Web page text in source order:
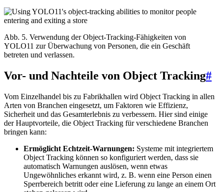
Abb. 5. Verwendung der Object-Tracking-Fähigkeiten von
YOLO11 zur Überwachung von Personen, die ein Geschäft
betreten und verlassen.
Vor- und Nachteile von Object Tracking#
Vom Einzelhandel bis zu Fabrikhallen wird Object Tracking in allen
Arten von Branchen eingesetzt, um Faktoren wie Effizienz,
Sicherheit und das Gesamterlebnis zu verbessern. Hier sind einige
der Hauptvorteile, die Object Tracking für verschiedene Branchen
bringen kann:
Ermöglicht Echtzeit-Warnungen: Systeme mit integriertem
Object Tracking können so konfiguriert werden, dass sie
automatisch Warnungen auslösen, wenn etwas
Ungewöhnliches erkannt wird, z. B. wenn eine Person einen
Sperrbereich betritt oder eine Lieferung zu lange an einem Ort